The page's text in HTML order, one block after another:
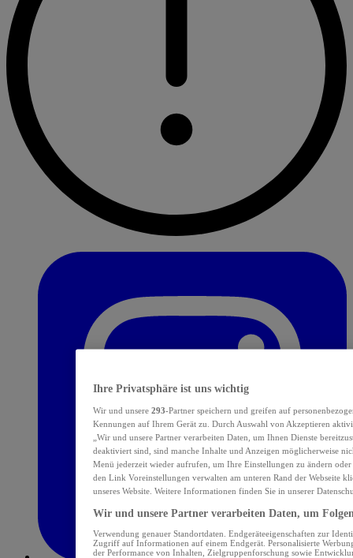
Ihre Privatsphäre ist uns wichtig
Wir und unsere 293-Partner speichern und greifen auf
Kennungen auf Ihrem Gerät zu. Durch Auswahl von Akzeptieren
„Wir und unsere Partner verarbeiten Daten, um Ihnen Dienste
deaktiviert sind, sind manche Inhalte und Anzeigen möglicherweise
Menü jederzeit wieder aufrufen, um Ihre Einstellungen zu ändern
den Link Voreinstellungen verwalten am unteren Rand der Webseite
unseres Website. Weitere Informationen finden Sie in unserer
Wir und unsere Partner verarbeiten Daten, um
Verwendung genauer Standortdaten. Endgeräteeigenschaften zur
Zugriff auf Informationen auf einem Endgerät. Personalisierte
der Performance von Inhalten, Zielgruppenforschung sowie